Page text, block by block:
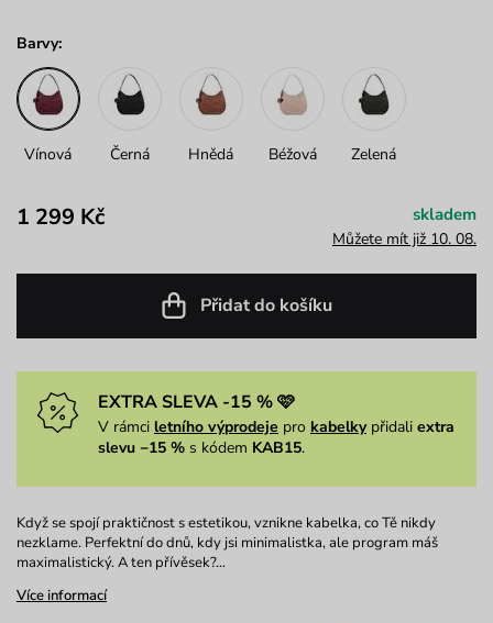
Barvy:
Vínová Černá Hnědá Béžová Zelená
1 299 Kč skladem
Můžete mít již 10. 08.
Přidat do košíku
EXTRA SLEVA -15 % 🩷
V rámci letního výprodeje pro kabelkypřidali extra
slevu −15 % s kódem KAB15.
Když se spojí praktičnost s estetikou, vznikne kabelka, co Tě nikdy
nezklame. Perfektní do dnů, kdy jsi minimalistka, ale program máš
maximalistický. A ten přívěsek?…
Více informací